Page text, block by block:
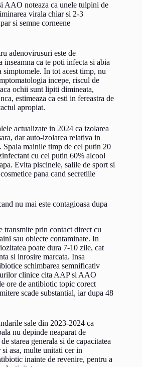
AAO noteaza ca unele tulpini de
virala chiar si 2-3
si semne corneene
adenovirusuri este de
ca te poti infecta si abia
simptomele. In tot acest timp, nu
incepe, riscul de
ochii sunt lipiti dimineata,
estimeaza ca esti in fereastra de
apropiat.
actualizate in 2024 ca izolarea
dar auto-izolarea relativa in
mainile timp de cel putin 20
cu cel putin 60% alcool
Evita piscinele, salile de sport si
pana cand secretiile
nu mai este contagioasa dupa
transmite prin contact direct cu
sau obiecte contaminate. In
poate dura 7-10 zile, cat
si inrosire marcata. Insa
schimbarea semnificativ
clinice cita AAP si AAO
ore de antibiotic topic corect
scade substantial, iar dupa 48
sale din 2023-2024 ca
nu depinde neaparat de
starea generala si de capacitatea
asa, multe unitati cer in
inainte de revenire, pentru a